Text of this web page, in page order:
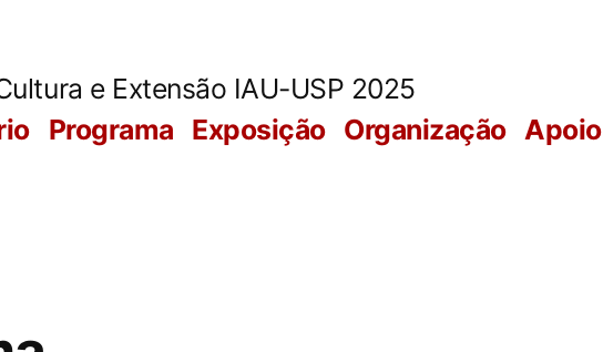
e Extensão IAU-USP 2025
Programa Exposição Organização Apoio